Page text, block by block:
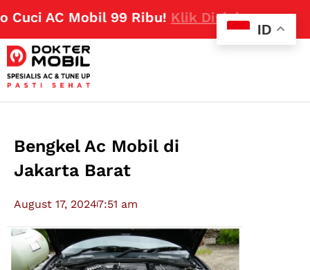
AC Mobil 99 Ribu!Klik Disini
Bengkel Ac Mobil di
Jakarta Barat
August 17, 20247:51 am
ID